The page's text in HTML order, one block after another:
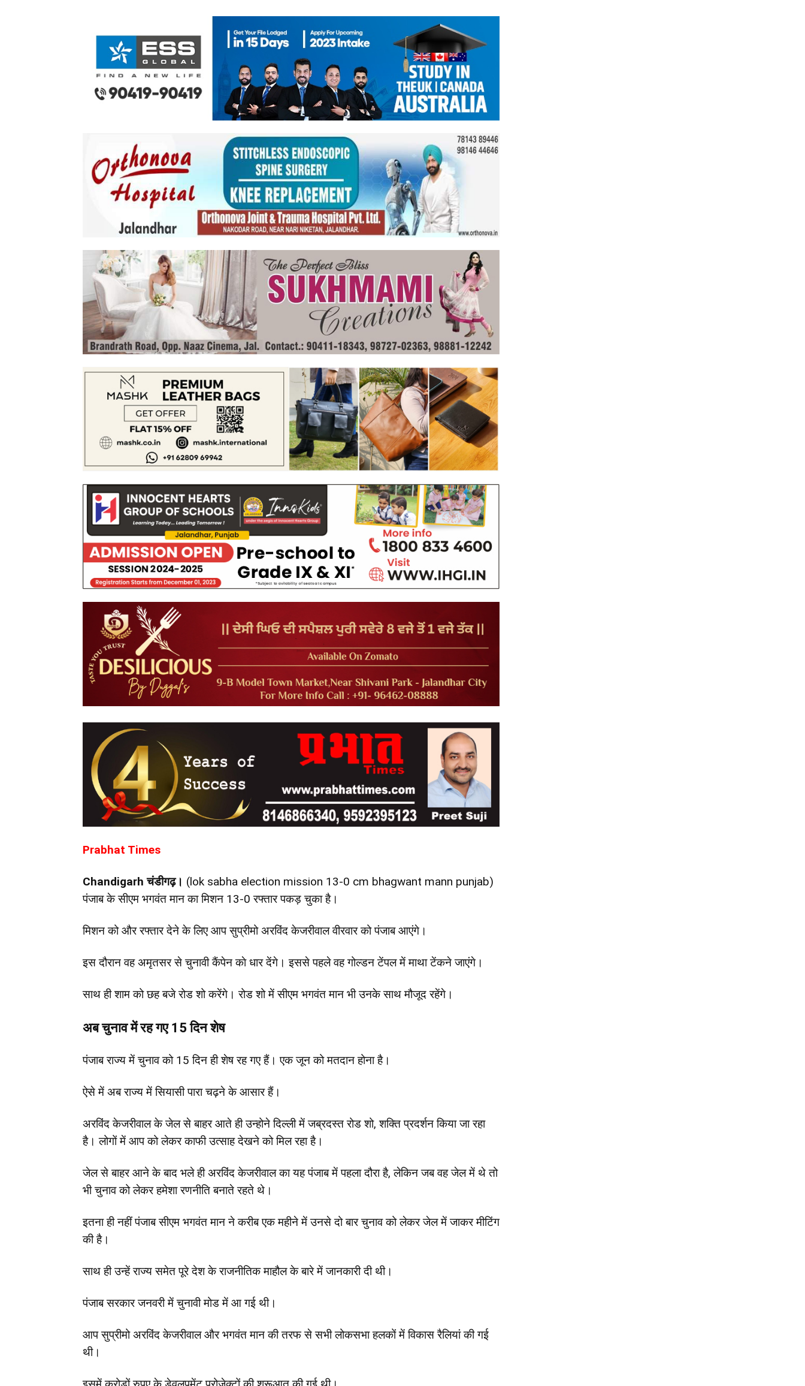
Prabhat Times
Chandigarhचंडीगढ़। (lok sabha election mission 13-0 cm bhagwant mann punjab)
पंजाब के सीएम भगवंत मान का मिशन 13-0 रफ्तार पकड़ चुका है।
मिशन को और रफ्तार देने के लिए आप सुप्रीमो अरविंद केजरीवाल वीरवार को पंजाब आएंगे।
इस दौरान वह अमृतसर से चुनावी कैंपेन काे धार देंगे। इससे पहले वह गोल्डन टेंपल में माथा टेंकने जाएंगे।
साथ ही शाम को छह बजे रोड शो करेंगे। रोड शो में सीएम भगवंत मान भी उनके साथ मौजूद रहेंगे।
अब चुनाव में रह गए 15 दिन शेष
पंजाब राज्य में चुनाव को 15 दिन ही शेष रह गए हैं। एक जून को मतदान होना है।
ऐसे में अब राज्य में सियासी पारा चढ़ने के आसार हैं।
अरविंद केजरीवाल के जेल से बाहर आते ही उन्होने दिल्ली में जब्रदस्त रोड शो, शक्ति प्रदर्शन किया जा रहा
है। लोगों में आप को लेकर काफी उत्साह देखने को मिल रहा है।
जेल से बाहर आने के बाद भले ही अरविंद केजरीवाल का यह पंजाब में पहला दौरा है, लेकिन जब वह जेल में थे तो
भी चुनाव को लेकर हमेशा रणनीति बनाते रहते थे।
इतना ही नहीं पंजाब सीएम भगवंत मान ने करीब एक महीने में उनसे दो बार चुनाव को लेकर जेल में जाकर मीटिंग
की है।
साथ ही उन्हें राज्य समेत पूरे देश के राजनीतिक माहौल के बारे में जानकारी दी थी।
पंजाब सरकार जनवरी में चुनावी मोड में आ गई थी।
आप सुप्रीमो अरविंद केजरीवाल और भगवंत मान की तरफ से सभी लोकसभा हलकों में विकास रैलियां की गई
थी।